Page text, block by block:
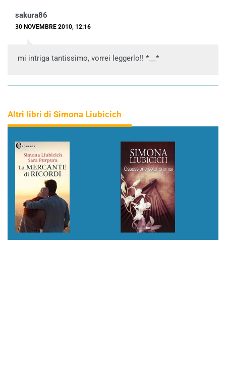
sakura86
30 NOVEMBRE 2010, 12:16
mi intriga tantissimo, vorrei leggerlo!! *__*
Altri libri di Simona Liubicich